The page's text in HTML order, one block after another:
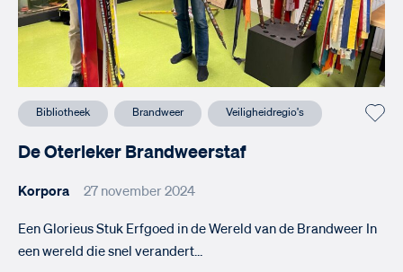
Bibliotheek Brandweer Veiligheidregio's
De Oterleker Brandweerstaf
Korpora 27 november 2024
Een Glorieus Stuk Erfgoed in de Wereld van de Brandweer In
een wereld die snel verandert…